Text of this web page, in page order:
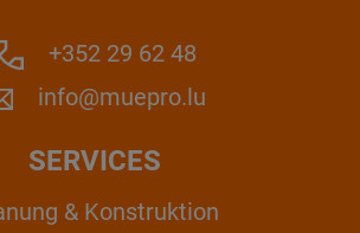
+352 29 62 48
info@muepro.lu
SERVICES
& Konstruktion